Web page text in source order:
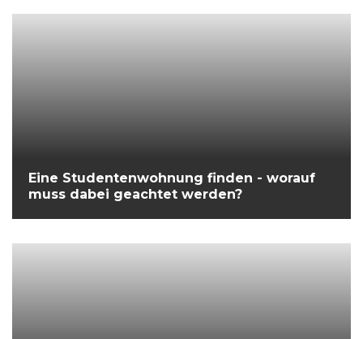
Eine Studentenwohnung finden - worauf
muss dabei geachtet werden?